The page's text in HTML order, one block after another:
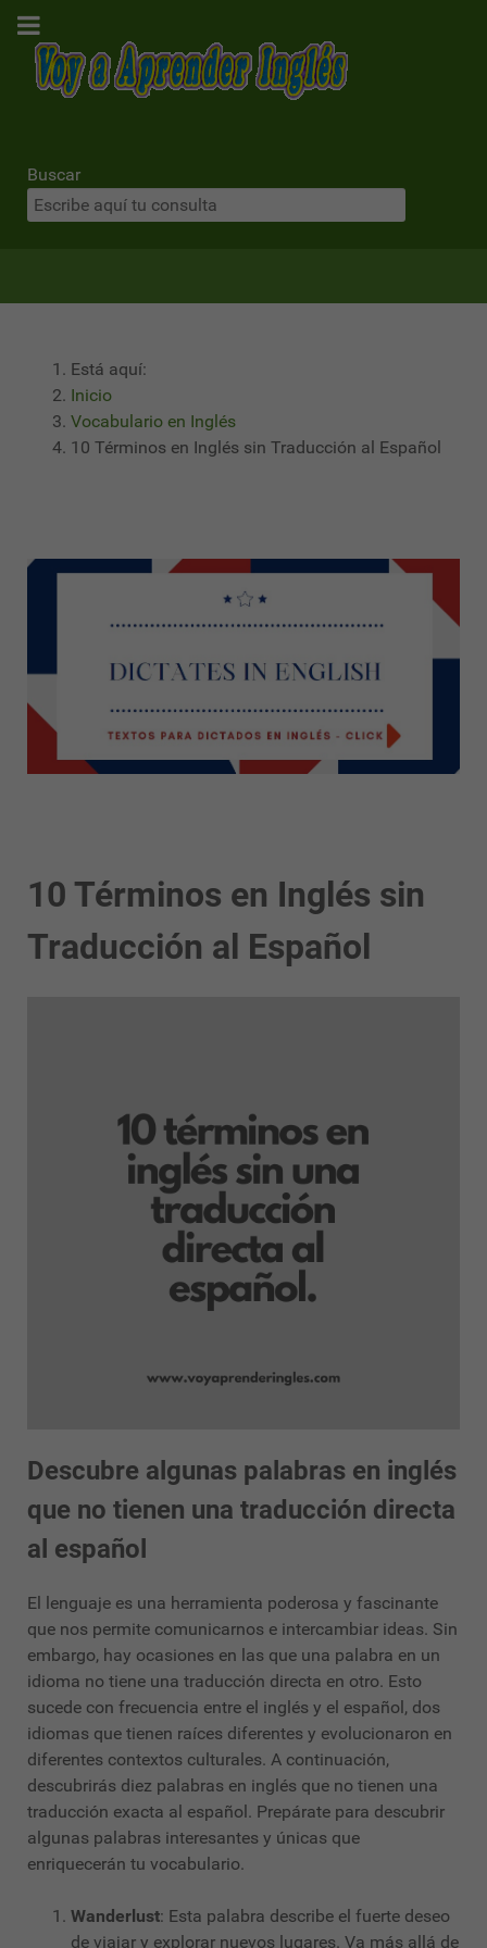
Buscar
Está aquí:
Inicio
Vocabulario en Inglés
10 Términos en Inglés sin Traducción al Español
10 Términos en Inglés sin
Traducción al Español
Descubre algunas palabras en inglés
que no tienen una traducción directa
al español
El lenguaje es una herramienta poderosa y fascinante
que nos permite comunicarnos e intercambiar ideas. Sin
embargo, hay ocasiones en las que una palabra en un
idioma no tiene una traducción directa en otro. Esto
sucede con frecuencia entre el inglés y el español, dos
idiomas que tienen raíces diferentes y evolucionaron en
diferentes contextos culturales. A continuación,
descubrirás diez palabras en inglés que no tienen una
traducción exacta al español. Prepárate para descubrir
algunas palabras interesantes y únicas que
enriquecerán tu vocabulario.
Wanderlust: Esta palabra describe el fuerte deseo
de viajar y explorar nuevos lugares. Va más allá de